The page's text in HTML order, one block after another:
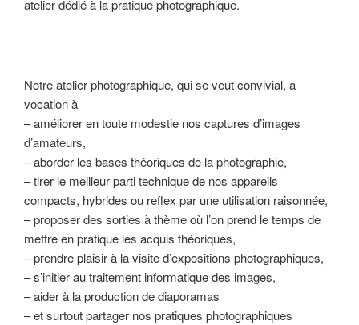
atelier dédié à la pratique photographique.
Notre atelier photographique, qui se veut convivial, a
vocation à
– améliorer en toute modestie nos captures d’images
d’amateurs,
– aborder les bases théoriques de la photographie,
– tirer le meilleur parti technique de nos appareils
compacts, hybrides ou reflex par une utilisation raisonnée,
– proposer des sorties à thème où l’on prend le temps de
mettre en pratique les acquis théoriques,
– prendre plaisir à la visite d’expositions photographiques,
– s’initier au traitement informatique des images,
– aider à la production de diaporamas
– et surtout partager nos pratiques photographiques